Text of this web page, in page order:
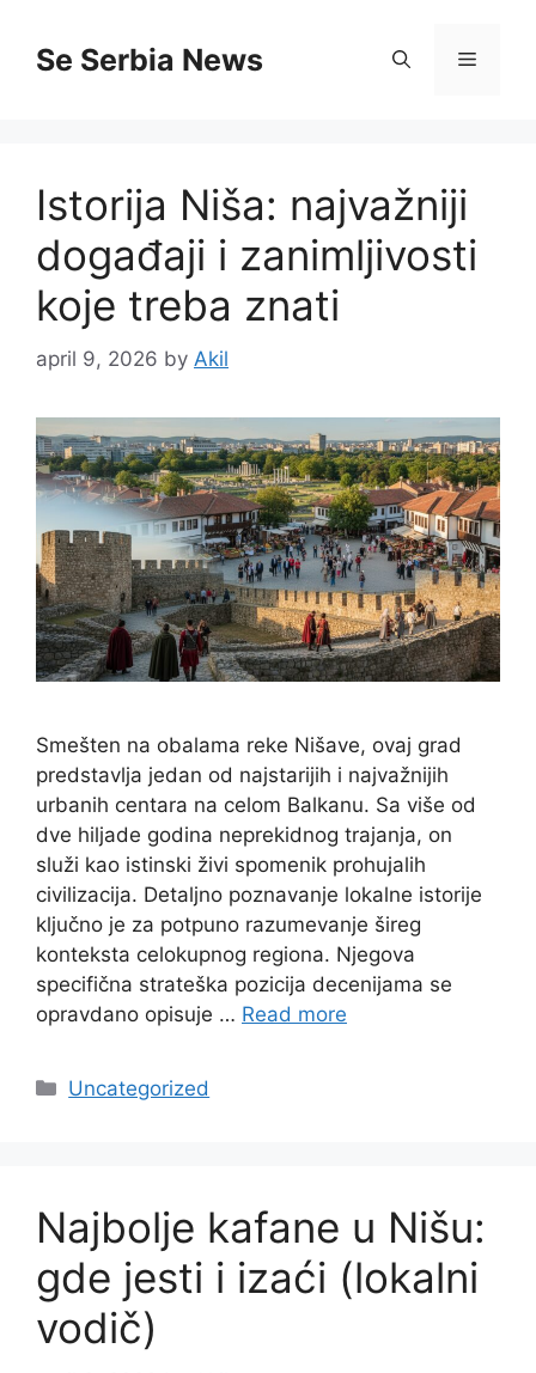
contentSe Serbia News Menu
Istorija Niša: najvažniji
događaji i zanimljivosti
koje treba znati
april 9, 2026 by Akil
Smešten na obalama reke Nišave, ovaj grad
predstavlja jedan od najstarijih i najvažnijih
urbanih centara na celom Balkanu. Sa više od
dve hiljade godina neprekidnog trajanja, on
služi kao istinski živi spomenik prohujalih
civilizacija. Detaljno poznavanje lokalne istorije
ključno je za potpuno razumevanje šireg
konteksta celokupnog regiona. Njegova
specifična strateška pozicija decenijama se
opravdano opisuje … Read more
Categories
Uncategorized
Najbolje kafane u Nišu:
gde jesti i izaći (lokalni
vodič)